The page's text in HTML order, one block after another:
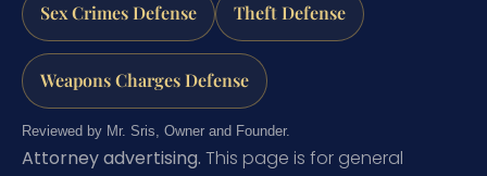
Sex Crimes Defense Theft Defense
Weapons Charges Defense
Reviewed by Mr. Sris, Owner and Founder.
Attorney advertising. This page is for general